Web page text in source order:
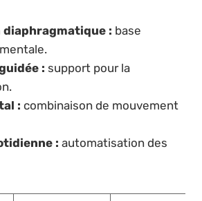
diaphragmatique : base
: support pour la
: combinaison de mouvement
: automatisation des